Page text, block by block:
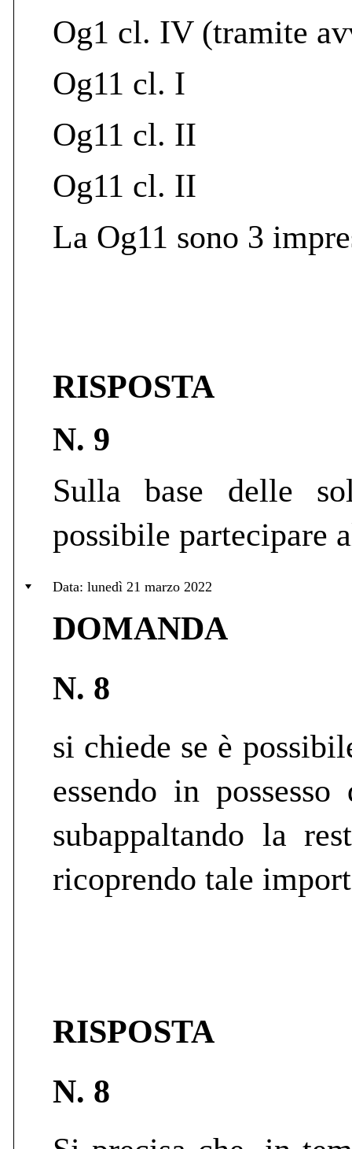
Og1 cl. IV (tramite
Og11 cl. I
Og11 cl. II
Og11 cl. II
La Og11 sono 3
RISPOSTA
N. 9
Sulla base delle
possibile partecipare
Data: lunedì 21 marzo 2022
DOMANDA
N. 8
si chiede se è
essendo in
subappaltando la
ricoprendo tale
RISPOSTA
N. 8